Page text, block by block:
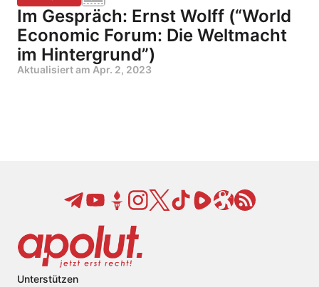
Im Gespräch: Ernst Wolff (“World
Economic Forum: Die Weltmacht
im Hintergrund”)
Aktualisiert am Apr. 2, 2023
Unterstützen